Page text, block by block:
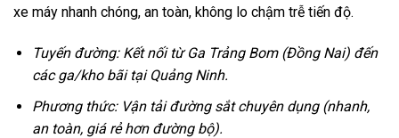
xe máy nhanh chóng, an toàn, không lo chậm trễ tiến độ.
Tuyến đường: Kết nối từ Ga Trảng Bom (Đồng Nai) đến
các ga/kho bãi tại Quảng Ninh.
Phương thức: Vận tải đường sắt chuyên dụng (nhanh,
an toàn, giá rẻ hơn đường bộ).